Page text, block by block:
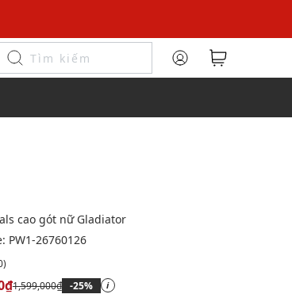
cao gót nữ Gladiator
PW1-26760126
1,599,000₫ -25% i